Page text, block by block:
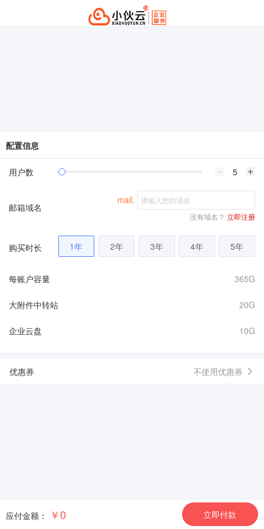
配置信息
用户数
邮箱域名
mail.
没有域名？ 立即注册
购买时长 1年 2年 3年 4年 5年
每账户容量 365G
大附件中转站 20G
企业云盘 10G
优惠券 不使用优惠券
应付金额： ￥0 立即付款